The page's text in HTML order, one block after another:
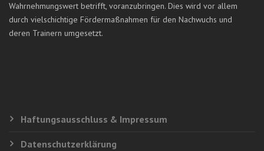
Wahrnehmungswert betrifft, voranzubringen. Dies wird vor allem
durch vielschichtige Fördermaßnahmen für den Nachwuchs und
deren Trainern umgesetzt.
Haftungsausschluss & Impressum
Datenschutzerklärung